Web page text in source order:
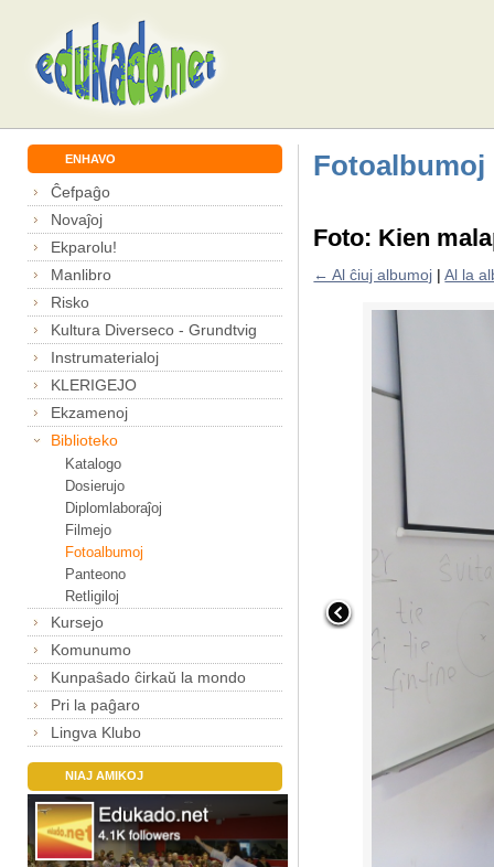
ENHAVO
Ĉefpaĝo
Novaĵoj
Ekparolu!
Manlibro
Risko
Kultura Diverseco - Grundtvig
Instrumaterialoj
KLERIGEJO
Ekzamenoj
Biblioteko
Katalogo
Dosierujo
Diplomlaboraĵoj
Filmejo
Fotoalbumoj
Panteono
Retligiloj
Kursejo
Komunumo
Kunpaŝado ĉirkaŭ la mondo
Pri la paĝaro
Lingva Klubo
NIAJ AMIKOJ
Fotoalbumoj
Foto: Kien
← Al ĉiuj albumoj |Al la